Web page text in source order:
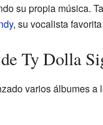
su propia música.
, su vocalista
Ty Dolla
varios álbumes a